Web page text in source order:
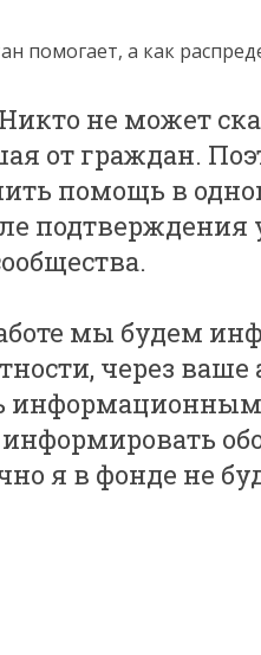
помогает, а как
не может
от граждан.
помощь в
подтверждения
мы будем
через ваше
информационным
я в фонде не